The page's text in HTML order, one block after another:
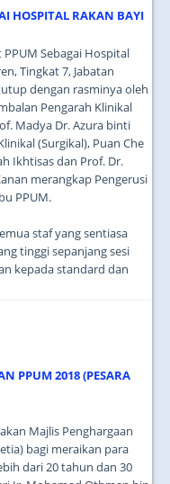
SSO
HOSPITAL RAKAN BAYI
Sebagai Hospital
Tingkat 7, Jabatan
dengan rasminya oleh
Pengarah Klinikal
Madya Dr. Azura binti
(Surgikal), Puan Che
Ikhtisas dan Prof. Dr.
merangkap Pengerusi
PPUM.
staf yang sentiasa
tinggi sepanjang sesi
kepada standard dan
PPUM 2018 (PESARA
Majlis Penghargaan
bagi meraikan para
dari 20 tahun dan 30